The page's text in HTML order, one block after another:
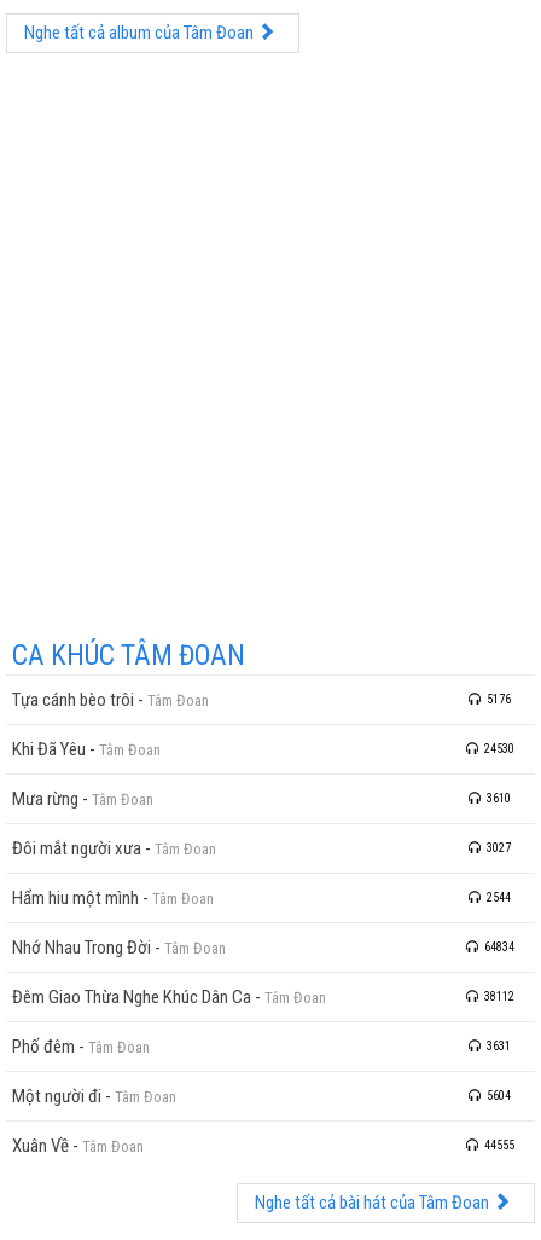
Nghe tất cả album của Tâm Đoan
CA KHÚC TÂM ĐOAN
Tựa cánh bèo trôi - Tâm Đoan 5176
Khi Đã Yêu - Tâm Đoan 24530
Mưa rừng - Tâm Đoan 3610
Đôi mắt người xưa - Tâm Đoan 3027
Hẩm hiu một mình - Tâm Đoan 2544
Nhớ Nhau Trong Đời - Tâm Đoan 64834
Đêm Giao Thừa Nghe Khúc Dân Ca - Tâm Đoan 38112
Phố đêm - Tâm Đoan 3631
Một người đi - Tâm Đoan 5604
Xuân Về - Tâm Đoan 44555
Nghe tất cả bài hát của Tâm Đoan